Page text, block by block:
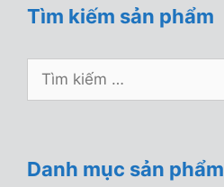
Tìm kiếm sản phẩm
Tìm
Danh mục sản phẩm